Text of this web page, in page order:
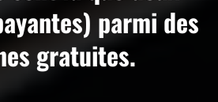
parmi des
gratuites.